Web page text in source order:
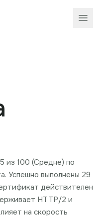
из 100 (Средне) по
Успешно выполнены 29
действителен
HTTP/2 и
на скорость